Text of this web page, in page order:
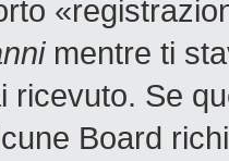
mentre ti
ricevuto. Se
Board